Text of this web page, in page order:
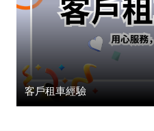
客戶租車經驗